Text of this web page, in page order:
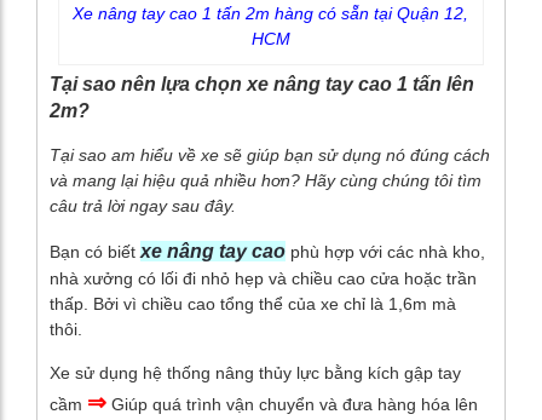
Xe nâng tay cao 1 tấn 2m hàng có sẵn tại Quận 12,
HCM
Tại sao nên lựa chọn xe nâng tay cao 1 tấn lên
2m?
Tại sao am hiểu về xe sẽ giúp bạn sử dụng nó đúng cách
và mang lại hiệu quả nhiều hơn? Hãy cùng chúng tôi tìm
câu trả lời ngay sau đây.
Bạn có biết xe nâng tay cao phù hợp với các nhà kho,
nhà xưởng có lối đi nhỏ hẹp và chiều cao cửa hoặc trần
thấp. Bởi vì chiều cao tổng thể của xe chỉ là 1,6m mà
thôi.
Xe sử dụng hệ thống nâng thủy lực bằng kích gập tay
cầm ⇒ Giúp quá trình vận chuyển và đưa hàng hóa lên